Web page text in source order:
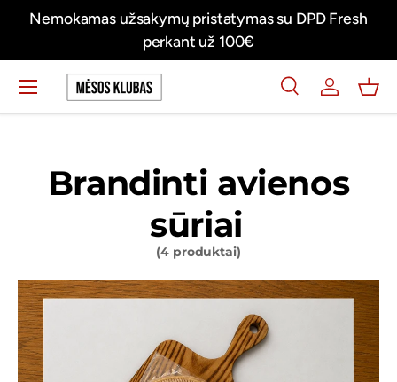
su DPD Fresh
Švieži mėsos produktai tiesiai į jūsų
Ieškoti
IeškotiPrisijungti
Meniu
Brandinti avienos
sūriai
(4 produktai)